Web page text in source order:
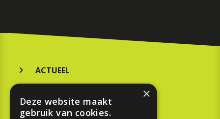
ACTUEEL
KOOPGIDS
×
Deze website maakt
gebruik van cookies.